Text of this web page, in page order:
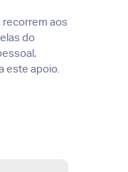
recorrem aos
do
este apoio.